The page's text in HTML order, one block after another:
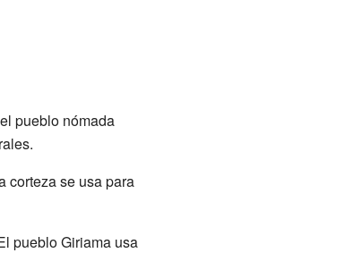
pueblo nómada
corteza se usa para
pueblo Giriama usa